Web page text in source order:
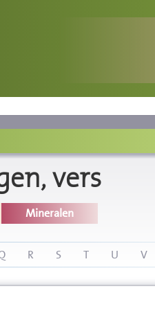
vers
Mineralen
R S T U V